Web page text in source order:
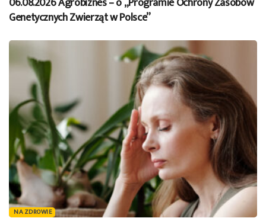
Genetycznych Zwierząt w Polsce”
NA ZDROWIE